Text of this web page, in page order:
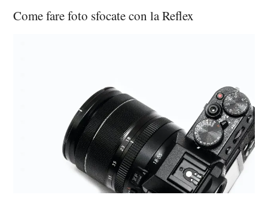
Come fare foto sfocate con la Reflex